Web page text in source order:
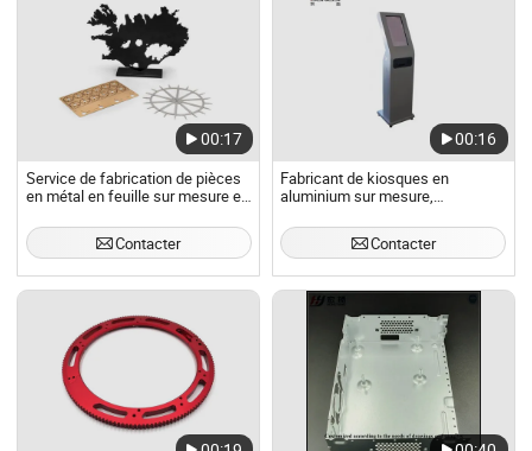
00:17
Service de fabrication de pièces
en métal en feuille sur mesure en
soudure, pliage, découpe au laser
et estampage de haute qualité
Contacter
00:16
Fabricant de kiosques en
aluminium sur mesure,
métalliques en aluminium
personnalisées en poudre
Contacter